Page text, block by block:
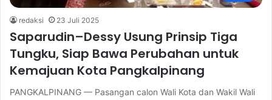
redaksi 23 Juli 2025
Saparudin–Dessy Usung Prinsip Tiga
Tungku, Siap Bawa Perubahan untuk
Kemajuan Kota Pangkalpinang
PANGKALPINANG — Pasangan calon Wali Kota dan Wakil Wali